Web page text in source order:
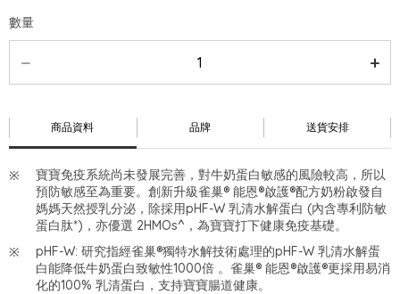
數量
商品資料 品牌 送貨安排
寶寶免疫系統尚未發展完善，對牛奶蛋白敏感的風險較高，所以
預防敏感至為重要。創新升級雀巢® 能恩®啟護®配方奶粉啟發自
媽媽天然授乳分泌，除採用pHF-W 乳清水解蛋白 (內含專利防敏
蛋白肽*)，亦優選 2HMOs^，為寶寶打下健康免疫基礎。
pHF-W: 研究指經雀巢®獨特水解技術處理的pHF-W 乳清水解蛋
白能降低牛奶蛋白致敏性1000倍 。雀巢® 能恩®啟護®更採用易消
化的100% 乳清蛋白，支持寶寶腸道健康。